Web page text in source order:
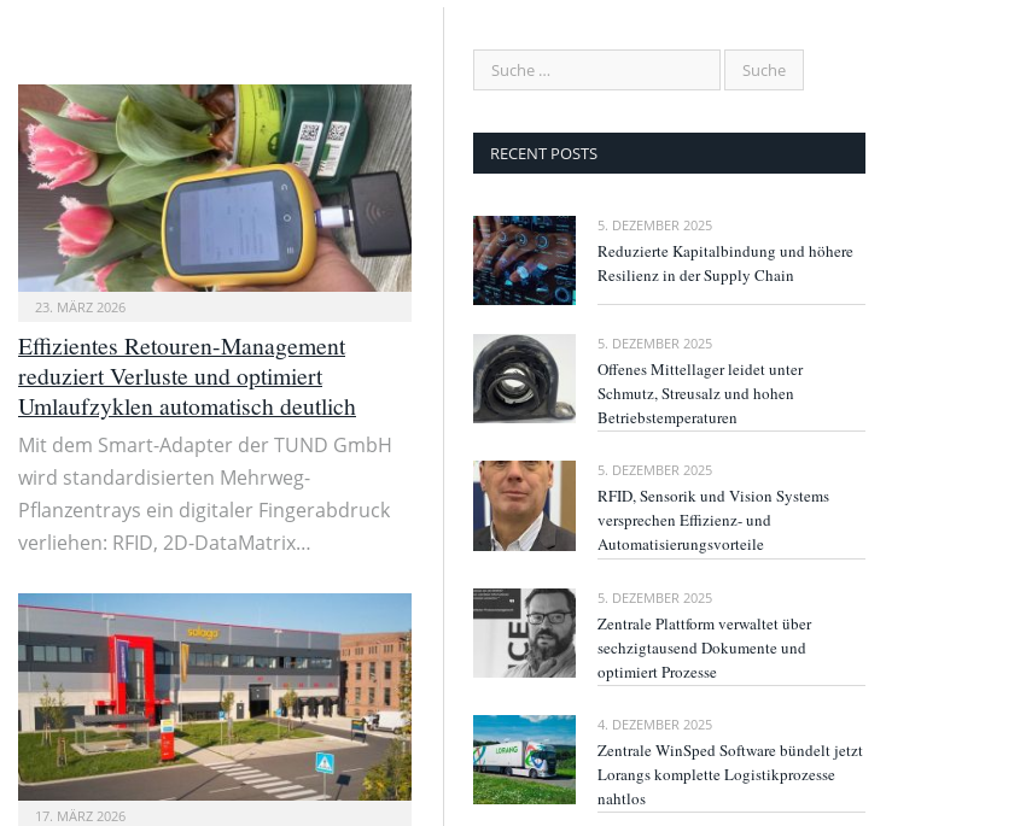
23. MÄRZ 2026
Effizientes Retouren-Management
reduziert Verluste und optimiert
Umlaufzyklen automatisch deutlich
Mit dem Smart-Adapter der TUND GmbH
wird standardisierten Mehrweg-
Pflanzentrays ein digitaler Fingerabdruck
verliehen: RFID, 2D-DataMatrix…
17. MÄRZ 2026
RECENT POSTS
5. DEZEMBER 2025
Reduzierte Kapitalbindung und höhere
Resilienz in der Supply Chain
5. DEZEMBER 2025
Offenes Mittellager leidet unter
Schmutz, Streusalz und hohen
Betriebstemperaturen
5. DEZEMBER 2025
RFID, Sensorik und Vision Systems
versprechen Effizienz- und
Automatisierungsvorteile
5. DEZEMBER 2025
Zentrale Plattform verwaltet über
sechzigtausend Dokumente und
optimiert Prozesse
4. DEZEMBER 2025
Zentrale WinSped Software bündelt jetzt
Lorangs komplette Logistikprozesse
nahtlos